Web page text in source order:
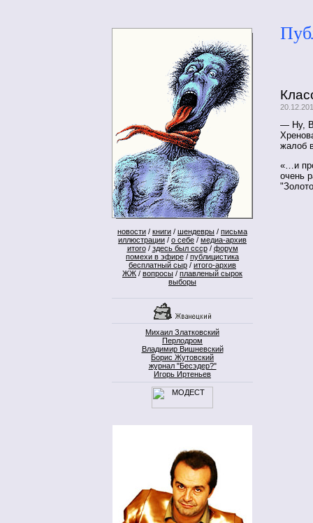
новости / книги / шендевры / письма
иллюстрации / о себе / медиа-архив
итого/ здесь был ссср/ форум
помехи в эфире / публицистика
бесплатный сыр / итого-архив
ЖЖ / вопросы / плавленый сырок
выборы
Михаил Златковский
Перлодром
Владимир Вишневский
Борис Жутовский
журнал "Бесэдер?"
Игорь Иртеньев
— Ну,
жалоб
«…и
очень